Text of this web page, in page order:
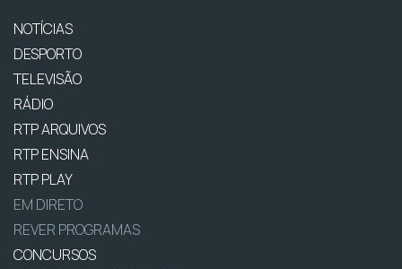
NOTÍCIAS
DESPORTO
TELEVISÃO
RÁDIO
RTP ARQUIVOS
RTP ENSINA
RTP PLAY
EM DIRETO
REVER PROGRAMAS
CONCURSOS